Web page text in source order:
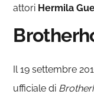
attori Hermila
Il 19 settembre
ufficiale di